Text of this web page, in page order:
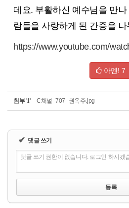
데요. 부활하신 예수님을 만
람들을 사랑하게 된 간증을
https://www.youtube.com/
아멘! 7
첨부 '1' C채널_707_권옥주.jpg
✔ 댓글 쓰기
댓글 쓰기 권한이 없습니다. 로그인 하시겠